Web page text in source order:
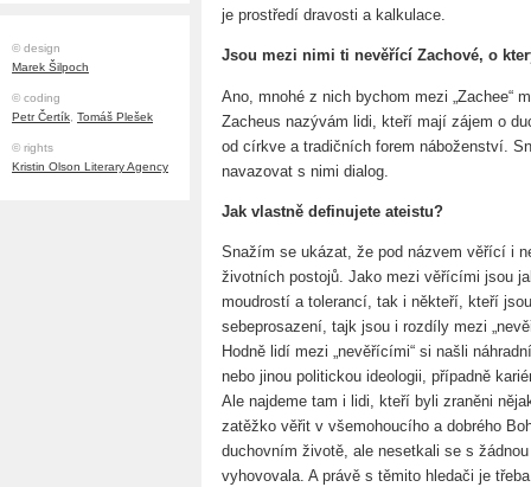
© design
Marek Šilpoch
© coding
Petr Čertík, Tomáš Plešek
© rights
Kristin Olson Literary Agency
je prostředí dravosti a kalkulace.
Jsou mezi nimi ti nevěřící Zachové, o
Ano, mnohé z nich bychom mezi „Zachee“
Zacheus nazývám lidi, kteří mají zájem o
od církve a tradičních forem náboženství.
navazovat s nimi dialog.
Jak vlastně definujete ateistu?
Snažím se ukázat, že pod názvem věřící i
životních postojů. Jako mezi věřícími jsou
moudrostí a tolerancí, tak i někteří, kteří
sebeprosazení, tajk jsou i rozdíly mezi
Hodně lidí mezi „nevěřícími“ si našli
nebo jinou politickou ideologii, případně
Ale najdeme tam i lidi, kteří byli zraněni
zatěžko věřit v všemohoucího a dobrého
duchovním životě, ale nesetkali se s
vyhovovala. A právě s těmito hledači je